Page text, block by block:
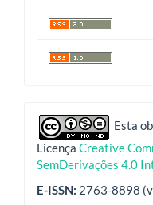
Esta
Licença Creative
SemDerivações 4.0
E-ISSN: 2763-8898